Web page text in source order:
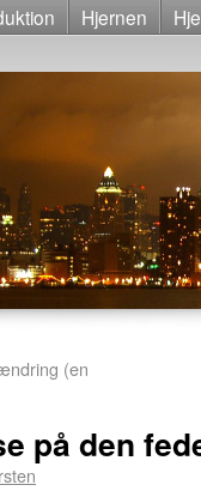
Hjernen
(en
på den